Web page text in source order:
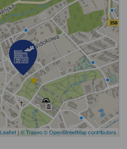
Leaflet | © Traseo© OpenStreetMap contributors